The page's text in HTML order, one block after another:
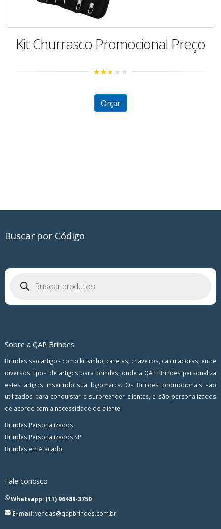
Kit Churrasco Avental
of
Orçar
Buscar por Código
produtos
Sobre a QAP Brindes
Brindes são artigos como kit vinho, canetas, chaveiros, calculadoras, entre
diversos tipos de artigos para brindes, onde a QAP Brindes personaliza
estes artigos inserindo sua logomarca. Os Brindes promocionais são
utilizados para conquistar e surpreender clientes, e são personalizados
de acordo com a necessidade do cliente.
Brindes Personalizados
Brindes Personalizados SP
Brindes em Atacado
Fale conosco
Whatsapp: (11) 96489-3750
E-mail:vendas@qapbrindes.com.br